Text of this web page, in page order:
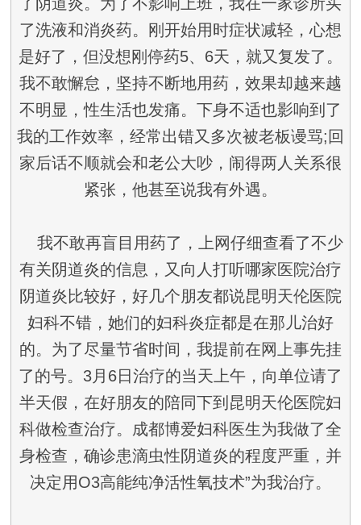
了洗液和消炎药。刚开始用时症状减轻，心想
是好了，但没想刚停药5、6天，就又复发了。
我不敢懈怠，坚持不断地用药，效果却越来越
不明显，性生活也发痛。下身不适也影响到了
我的工作效率，经常出错又多次被老板谩骂;回
家后话不顺就会和老公大吵，闹得两人关系很
紧张，他甚至说我有外遇。
我不敢再盲目用药了，上网仔细查看了不少
有关阴道炎的信息，又向人打听哪家医院治疗
阴道炎比较好，好几个朋友都说昆明天伦医院
妇科不错，她们的妇科炎症都是在那儿治好
的。为了尽量节省时间，我提前在网上事先挂
了的号。3月6日治疗的当天上午，向单位请了
半天假，在好朋友的陪同下到昆明天伦医院妇
科做检查治疗。成都博爱妇科医生为我做了全
身检查，确诊患滴虫性阴道炎的程度严重，并
决定用O3高能纯净活性氧技术”为我治疗。